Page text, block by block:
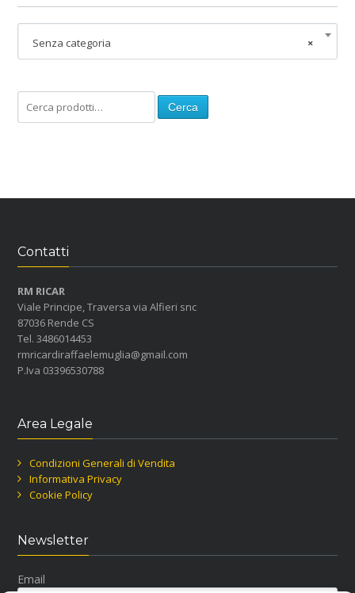
×
Senza categoria
Cerca
Contatti
RM RICAR
Viale Principe, Traversa via Alfieri snc
87036 Rende CS
Tel. 3486014453
rmricardiraffaelemuglia@gmail.com
P.Iva 03396530788
Area Legale
Condizioni Generali di Vendita
Informativa Privacy
Cookie Policy
Newsletter
Email